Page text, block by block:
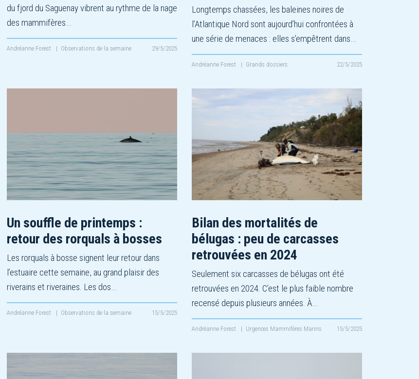
du fjord du Saguenay vibrent au rythme de la nage
des mammifères…
Andréanne Forest | Observations de la semaine 29/5/2025
Longtemps chassées, les baleines noires de
l’Atlantique Nord sont aujourd’hui confrontées à
une série de menaces : elles s’empêtrent dans…
Andréanne Forest | Grands dossiers 22/5/2025
Un souffle de printemps :
retour des rorquals à bosses
Les rorquals à bosse signent leur retour dans
l’estuaire cette semaine, au grand plaisir des
riverains et riveraines. Les dos…
Andréanne Forest | Observations de la semaine 15/5/2025
Bilan des mortalités de
bélugas : peu de carcasses
retrouvées en 2024
Seulement six carcasses de bélugas ont été
retrouvées en 2024. C’est le plus faible nombre
recensé depuis plusieurs années. À…
Andréanne Forest | Urgences Mammifères Marins 15/5/2025